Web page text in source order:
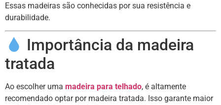
Essas madeiras são conhecidas por sua resistência e
durabilidade.
Importância da madeira
tratada
Ao escolher uma madeira para telhado, é altamente
recomendado optar por madeira tratada. Isso garante maior